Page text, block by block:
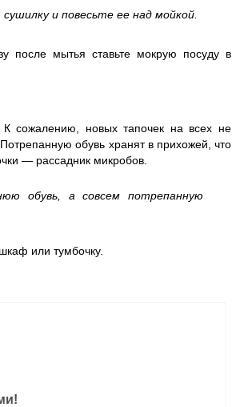
и повесьте ее над мойкой.
после мытья ставьте мокрую посуду в
сожалению, новых тапочек на всех не
обувь хранят в прихожей, что
— рассадник микробов.
обувь, а совсем потрепанную
или тумбочку.